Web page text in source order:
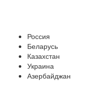
Россия
Беларусь
Казахстан
Украина
Азербайджан